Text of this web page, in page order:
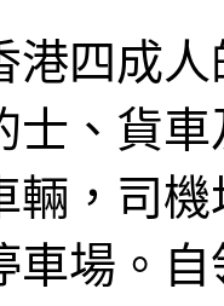
港四成
士、貨
輛，司
車場。